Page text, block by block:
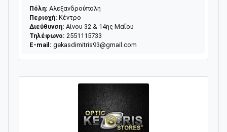
Πόλη: Αλεξανδρούπολη
Περιοχή: Κέντρο
Διεύθυνση: Αίνου 32 & 14ης Μαΐου
Τηλέφωνο: 2551115733
E-mail: gekasdimitris93@gmail.com